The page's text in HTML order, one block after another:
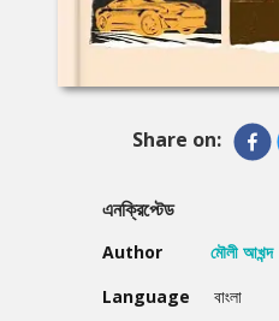
Share on:
এনক্রিপ্টেড
Author
মৌলী আখন্দ
Language
বাংলা